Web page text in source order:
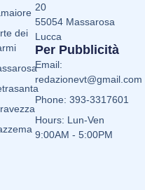
dei
20
55054 Massarosa
Lucca
Per Pubblicità
Email:
redazionevt@gmail.com
Phone: 393-3317601
Hours: Lun-Ven
9:00AM - 5:00PM